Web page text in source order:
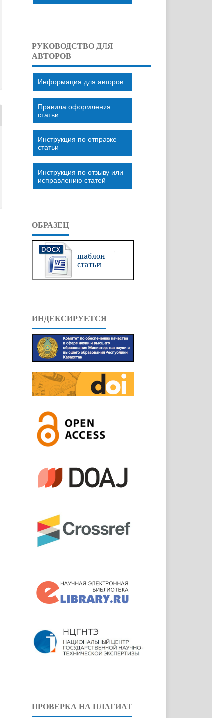
РУКОВОДСТВО ДЛЯ
АВТОРОВ
Информация для авторов
Правила оформления
статьи
Инструкция по отправке
статьи
Инструкция по отзыву или
исправлению статей
ОБРАЗЕЦ
ИНДЕКСИРУЕТСЯ
ПРОВЕРКА НА ПЛАГИАТ